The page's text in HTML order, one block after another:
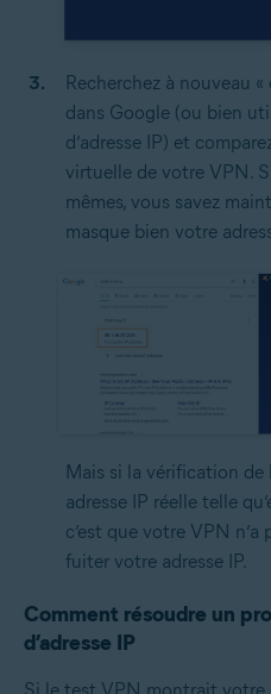
Recherchez à nouveau
dans Google (ou bien
d’adresse IP) et
virtuelle de votre VPN.
mêmes, vous savez
masque bien votre
Mais si la vérification de
adresse IP réelle telle
c’est que votre VPN
fuiter votre adresse IP.
Comment résoudre un
d’adresse IP